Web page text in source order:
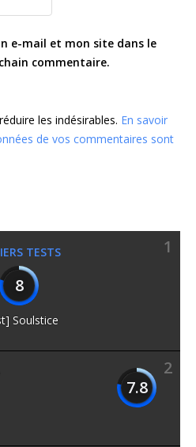
e-mail et mon site dans le
commentaire.
les indésirables. En savoir
de vos commentaires sont
TESTS
1
8
Soulstice
2
7.8